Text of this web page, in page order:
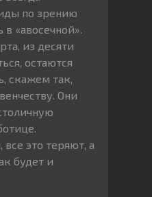
по зрению
в «авосечной».
из десяти
остаются
скажем так,
Они
это теряют, а
будет и